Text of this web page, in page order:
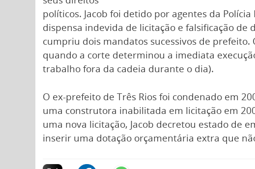
políticos. Jacob foi detido por agentes da
dispensa indevida de licitação e falsificação de
cumpriu dois mandatos sucessivos de
quando a corte determinou a imediata
trabalho fora da cadeia durante o dia).
O ex-prefeito de Três Rios foi condenado em
uma construtora inabilitada em licitação em
uma nova licitação, Jacob decretou estado de
inserir uma dotação orçamentária extra que